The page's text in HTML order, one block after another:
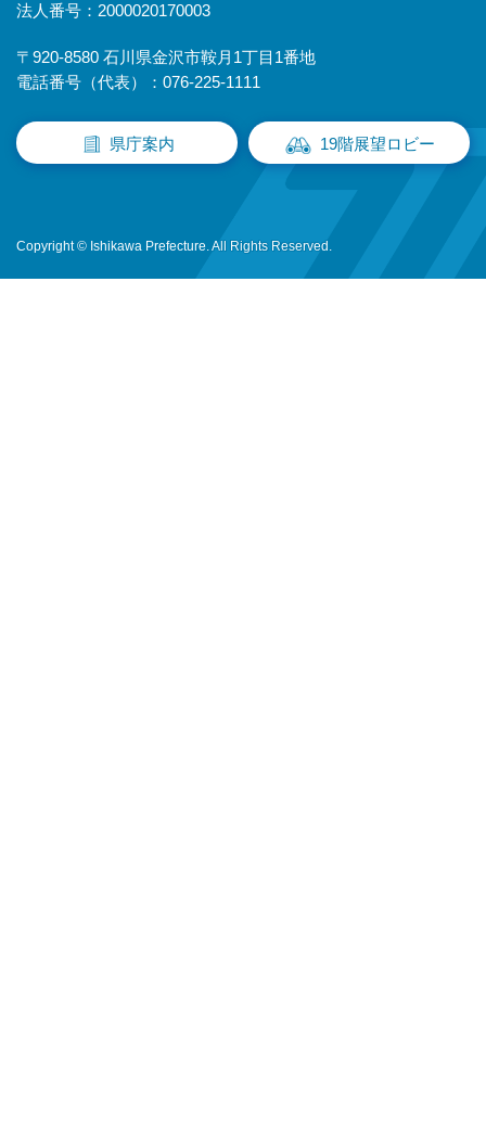
法人番号：2000020170003
〒920-8580 石川県金沢市鞍月1丁目1番地
電話番号（代表）：076-225-1111
県庁案内 19階展望ロビー
Copyright © Ishikawa Prefecture. All Rights Reserved.